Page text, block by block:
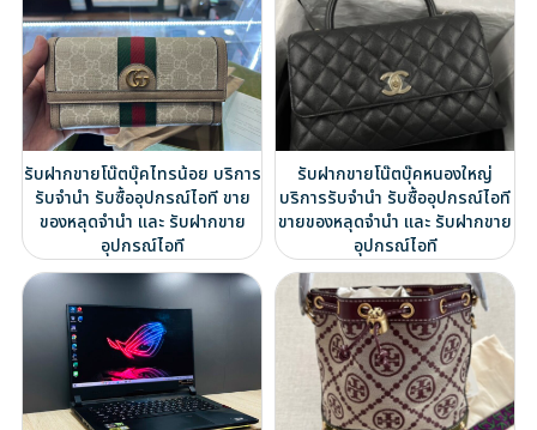
รับฝากขายโน๊ตบุ๊คไทรน้อย บริการ
รับจำนำ รับซื้ออุปกรณ์ไอที ขาย
ของหลุดจำนำ และ รับฝากขาย
อุปกรณ์ไอที
รับฝากขายโน๊ตบุ๊คหนองใหญ่
บริการรับจำนำ รับซื้ออุปกรณ์ไอที
ขายของหลุดจำนำ และ รับฝากขาย
อุปกรณ์ไอที